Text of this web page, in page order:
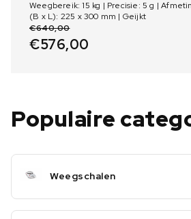
Weegbereik: 15 kg | Precisie: 5 g |
(B x L): 225 x 300 mm | Geijkt
€640,00
€576,00
Populaire
Weegschalen